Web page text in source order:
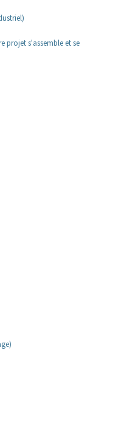
projet s'assemble et se